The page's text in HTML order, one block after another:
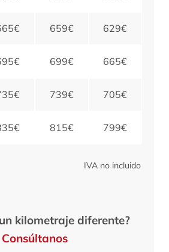
659€ 629€
699€ 665€
739€ 705€
815€ 799€
IVA no incluido
kilometraje diferente?
Consúltanos